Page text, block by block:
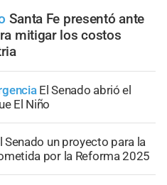
Santa Fe presentó ante
mitigar los costos
El Senado abrió el
El Niño
Senado un proyecto para la
por la Reforma 2025